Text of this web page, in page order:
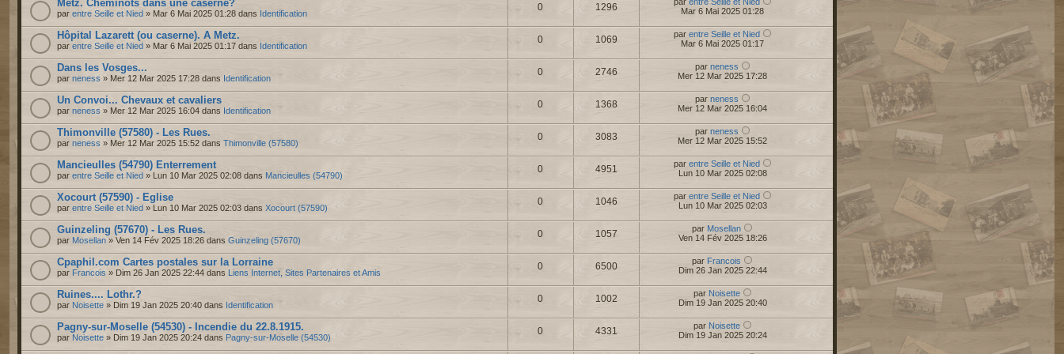
Metz. Cheminots dans une caserne?
par entre Seille et Nied » Mar 6 Mai 2025 01:28 dans Identification
0 1296
Mar 6 Mai 2025 01:28
Hôpital Lazarett (ou caserne). A Metz.
par entre Seille et Nied » Mar 6 Mai 2025 01:17 dans Identification
0 1069 par entre Seille et Nied
Mar 6 Mai 2025 01:17
Dans les Vosges...
par neness » Mer 12 Mar 2025 17:28 dans Identification
0 2746 par neness
Mer 12 Mar 2025 17:28
Un Convoi... Chevaux et cavaliers
par neness » Mer 12 Mar 2025 16:04 dans Identification
0 1368 par neness
Mer 12 Mar 2025 16:04
Thimonville (57580) - Les Rues.
par neness » Mer 12 Mar 2025 15:52 dans Thimonville (57580)
0 3083 par neness
Mer 12 Mar 2025 15:52
Mancieulles (54790) Enterrement
par entre Seille et Nied » Lun 10 Mar 2025 02:08 dans Mancieulles (54790)
0 4951 par entre Seille et Nied
Lun 10 Mar 2025 02:08
Xocourt (57590) - Eglise
par entre Seille et Nied » Lun 10 Mar 2025 02:03 dans Xocourt (57590)
0 1046 par entre Seille et Nied
Lun 10 Mar 2025 02:03
Guinzeling (57670) - Les Rues.
par Mosellan » Ven 14 Fév 2025 18:26 dans Guinzeling (57670)
0 1057 par Mosellan
Ven 14 Fév 2025 18:26
Cpaphil.com Cartes postales sur la Lorraine
par Francois » Dim 26 Jan 2025 22:44 dans Liens Internet, Sites Partenaires et Amis
0 6500 par Francois
Dim 26 Jan 2025 22:44
Ruines.... Lothr.?
par Noisette » Dim 19 Jan 2025 20:40 dans Identification
0 1002 par Noisette
Dim 19 Jan 2025 20:40
Pagny-sur-Moselle (54530) - Incendie du 22.8.1915.
par Noisette » Dim 19 Jan 2025 20:24 dans Pagny-sur-Moselle (54530)
0 4331 par Noisette
Dim 19 Jan 2025 20:24